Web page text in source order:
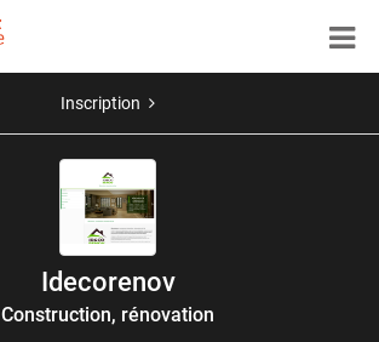
Inscription
Idecorenov
Construction, rénovation